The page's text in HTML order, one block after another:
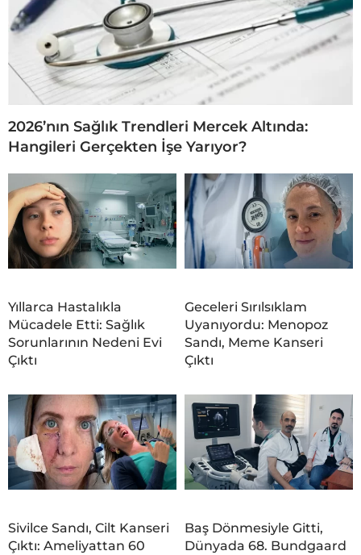
2026’nın Sağlık Trendleri Mercek Altında:
Hangileri Gerçekten İşe Yarıyor?
Yıllarca Hastalıkla
Mücadele Etti: Sağlık
Sorunlarının Nedeni Evi
Çıktı
Geceleri Sırılsıklam
Uyanıyordu: Menopoz
Sandı, Meme Kanseri
Çıktı
Sivilce Sandı, Cilt Kanseri
Çıktı: Ameliyattan 60
Baş Dönmesiyle Gitti,
Dünyada 68. Bundgaard